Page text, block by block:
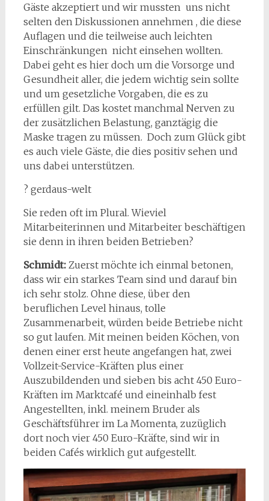
Gäste akzeptiert und wir mussten uns nicht
selten den Diskussionen annehmen , die diese
Auflagen und die teilweise auch leichten
Einschränkungen nicht einsehen wollten.
Dabei geht es hier doch um die Vorsorge und
Gesundheit aller, die jedem wichtig sein sollte
und um gesetzliche Vorgaben, die es zu
erfüllen gilt. Das kostet manchmal Nerven zu
der zusätzlichen Belastung, ganztägig die
Maske tragen zu müssen. Doch zum Glück gibt
es auch viele Gäste, die dies positiv sehen und
uns dabei unterstützen.
? gerdaus-welt
Sie reden oft im Plural. Wieviel
Mitarbeiterinnen und Mitarbeiter beschäftigen
sie denn in ihren beiden Betrieben?
Schmidt: Zuerst möchte ich einmal betonen,
dass wir ein starkes Team sind und darauf bin
ich sehr stolz. Ohne diese, über den
beruflichen Level hinaus, tolle
Zusammenarbeit, würden beide Betriebe nicht
so gut laufen. Mit meinen beiden Köchen, von
denen einer erst heute angefangen hat, zwei
Vollzeit-Service-Kräften plus einer
Auszubildenden und sieben bis acht 450 Euro-
Kräften im Marktcafé und eineinhalb fest
Angestellten, inkl. meinem Bruder als
Geschäftsführer im La Momenta, zuzüglich
dort noch vier 450 Euro-Kräfte, sind wir in
beiden Cafés wirklich gut aufgestellt.